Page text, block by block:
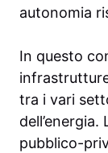
autonomia
In questo
tra i vari
pubblico-